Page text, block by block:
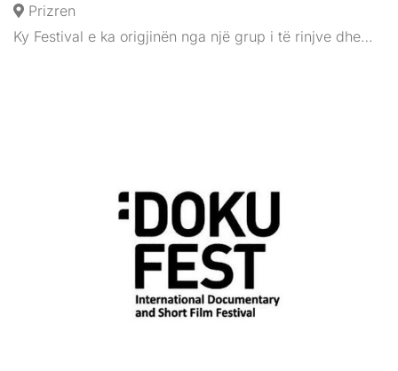
Prizren
Ky Festival e ka origjinën nga një grup i të rinjve dhe…